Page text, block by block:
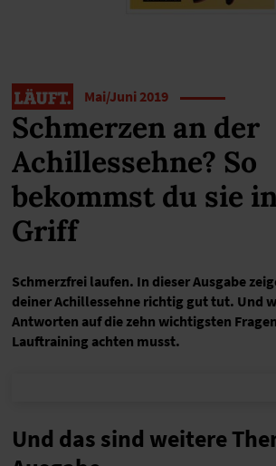
Mai/Juni 2019
Schmerzen an der
Achillessehne? So
bekommst du sie
Griff
Schmerzfrei laufen. In dieser Ausgabe
deiner Achillessehne richtig gut tut. Und
Antworten auf die zehn wichtigsten
Lauftraining achten musst.
Und das sind weitere